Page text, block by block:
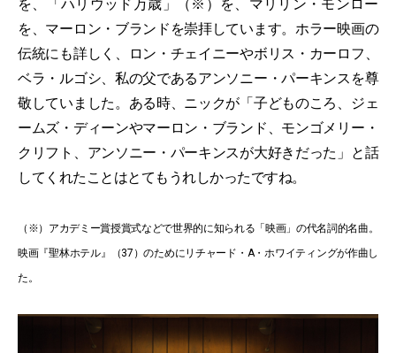
を、「ハリウッド万歳」（※）を、マリリン・モンロー
を、マーロン・ブランドを崇拝しています。ホラー映画の
伝統にも詳しく、ロン・チェイニーやボリス・カーロフ、
ベラ・ルゴシ、私の父であるアンソニー・パーキンスを尊
敬していました。ある時、ニックが「子どものころ、ジェ
ームズ・ディーンやマーロン・ブランド、モンゴメリー・
クリフト、アンソニー・パーキンスが大好きだった」と話
してくれたことはとてもうれしかったですね。
（※）アカデミー賞授賞式などで世界的に知られる「映画」の代名詞的名曲。
映画『聖林ホテル』（37）のためにリチャード・A・ホワイティングが作曲し
た。